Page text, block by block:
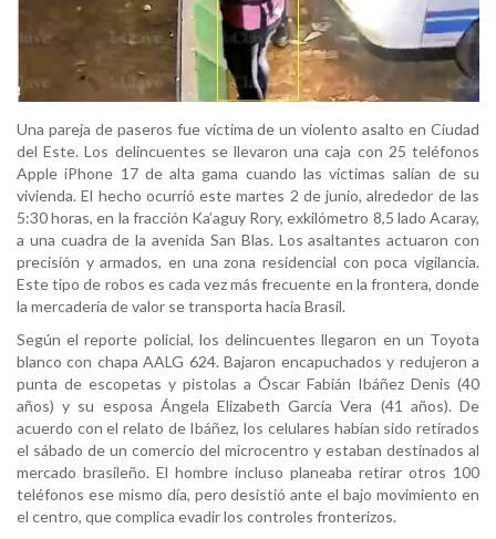
Una pareja de paseros fue víctima de un violento asalto en Ciudad
del Este. Los delincuentes se llevaron una caja con 25 teléfonos
Apple iPhone 17 de alta gama cuando las víctimas salían de su
vivienda. El hecho ocurrió este martes 2 de junio, alrededor de las
5:30 horas, en la fracción Ka’aguy Rory, exkilómetro 8,5 lado Acaray,
a una cuadra de la avenida San Blas. Los asaltantes actuaron con
precisión y armados, en una zona residencial con poca vigilancia.
Este tipo de robos es cada vez más frecuente en la frontera, donde
la mercadería de valor se transporta hacia Brasil.
Según el reporte policial, los delincuentes llegaron en un Toyota
blanco con chapa AALG 624. Bajaron encapuchados y redujeron a
punta de escopetas y pistolas a Óscar Fabián Ibáñez Denis (40
años) y su esposa Ángela Elizabeth García Vera (41 años). De
acuerdo con el relato de Ibáñez, los celulares habían sido retirados
el sábado de un comercio del microcentro y estaban destinados al
mercado brasileño. El hombre incluso planeaba retirar otros 100
teléfonos ese mismo día, pero desistió ante el bajo movimiento en
el centro, que complica evadir los controles fronterizos.